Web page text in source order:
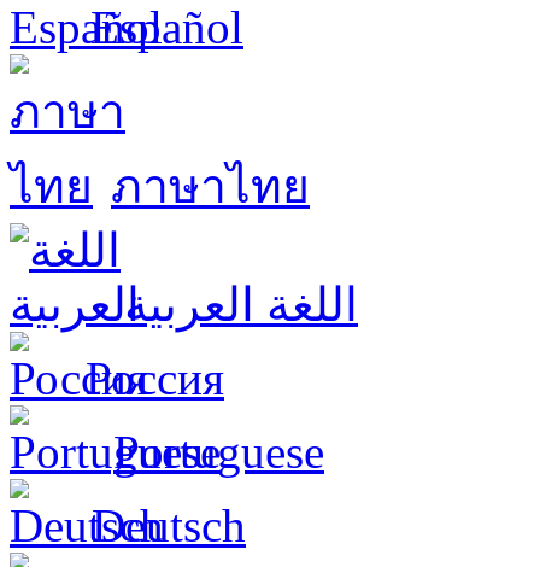
Español
ภาษาไทย
اللغة العربية
Россия
Portuguese
Deutsch